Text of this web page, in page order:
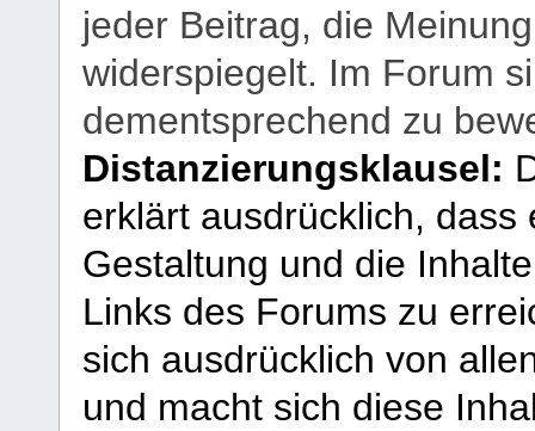
jeder Beitrag, die
widerspiegelt. Im Forum
dementsprechend zu
Distanzierungsklausel:
erklärt ausdrücklich,
Gestaltung und die
Links des Forums zu
sich ausdrücklich von
und macht sich diese